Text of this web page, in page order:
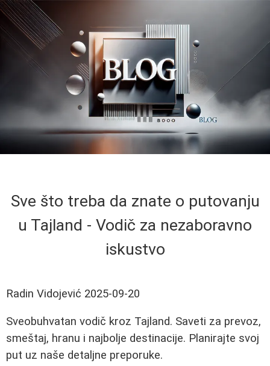
Sve što treba da znate o putovanju
u Tajland - Vodič za nezaboravno
iskustvo
Radin Vidojević 2025-09-20
Sveobuhvatan vodič kroz Tajland. Saveti za prevoz,
smeštaj, hranu i najbolje destinacije. Planirajte svoj
put uz naše detaljne preporuke.